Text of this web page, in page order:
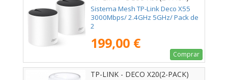
Sistema Mesh TP-Link Deco X55
3000Mbps/ 2.4GHz 5GHz/ Pack de
2
199,00 €
Comprar
TP-LINK - DECO X20(2-PACK)